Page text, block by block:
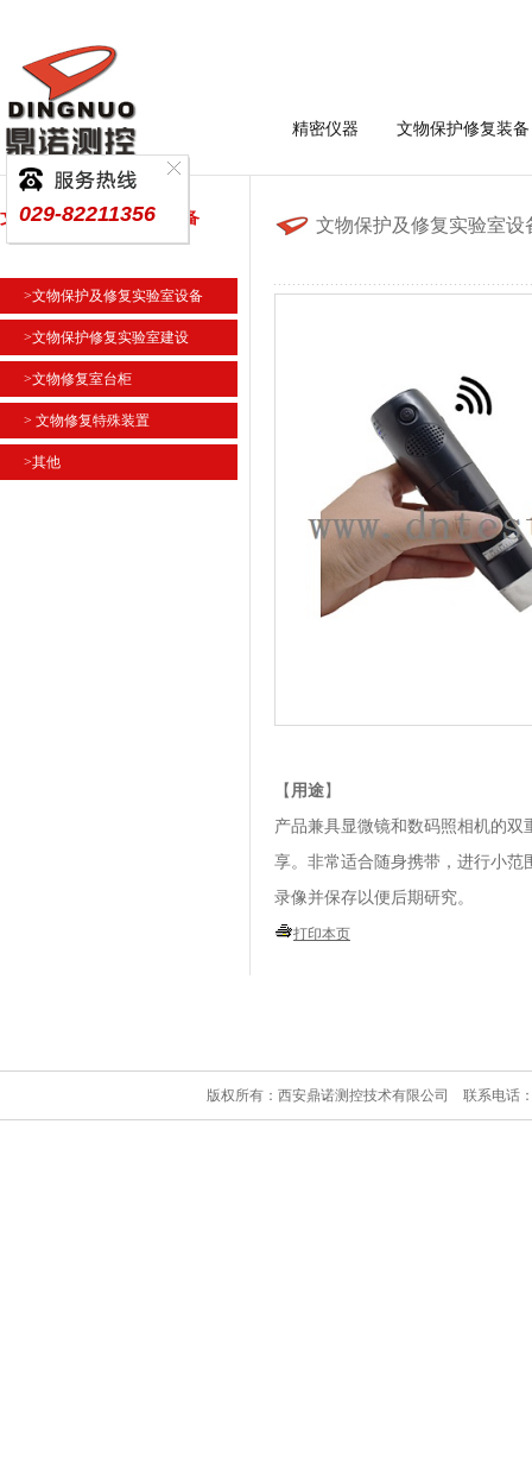
精密仪器 文物保护修复装备
文物保护及修复实验室设备
>文物保护及修复实验室设备
>文物保护修复实验室建设
>文物修复室台柜
> 文物修复特殊装置
>其他
文物保护及修复实验室设
【 用途】
产品兼具显微镜和数码照相机的
享。非常适合随身携带，进行小
录像并保存以便后期研究。
打印本页
版权所有：西安鼎诺测控技术有限公司 联系电话
029-82211356